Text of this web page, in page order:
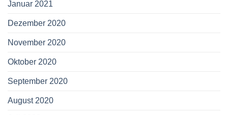
Januar 2021
Dezember 2020
November 2020
Oktober 2020
September 2020
August 2020